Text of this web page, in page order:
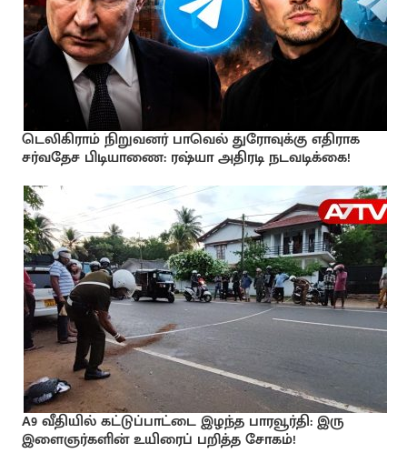
டெலிகிராம் நிறுவனர் பாவெல் துரோவுக்கு எதிராக
சர்வதேச பிடியாணை: ரஷ்யா அதிரடி நடவடிக்கை!
A9 வீதியில் கட்டுப்பாட்டை இழந்த பாரவூர்தி: இரு
இளைஞர்களின் உயிரைப் பறித்த சோகம்!